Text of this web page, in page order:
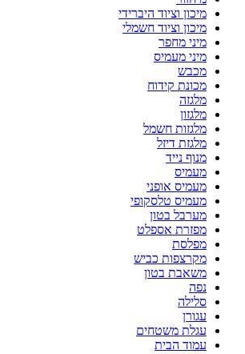
מיכון וציוד היברידי
מיכון וציוד חשמלי
מיני מחפר
מיני מעמיס
מכבש
מכונת קידוח
מלגזה
מלגזון
מלגזות חשמל
מלגזת דיזל
מנוף נייד
מעמיס
מעמיס אופני
מעמיס טלסקופי
מערבל בטון
מפזרת אספלט
מפלסת
מקרצפות כביש
משאבת בטון
נפה
סלילה
עגורן
עגלת משטחים
עמוד הבית